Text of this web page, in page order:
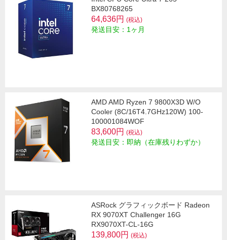
BX80768265
64,636円 (税込)
発送目安：1ヶ月
AMD AMD Ryzen 7 9800X3D W/O
Cooler (8C/16T4.7GHz120W) 100-
100001084WOF
83,600円 (税込)
発送目安：即納（在庫残りわずか）
ASRock グラフィックボード Radeon
RX 9070XT Challenger 16G
RX9070XT-CL-16G
139,800円 (税込)